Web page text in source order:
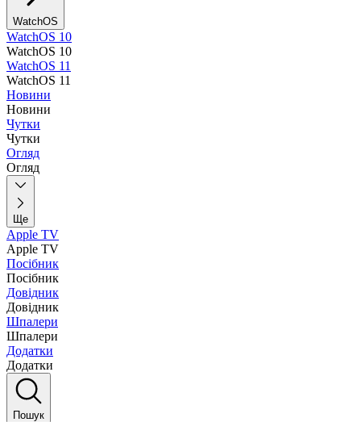
WatchOS
WatchOS 10
WatchOS 10
WatchOS 11
WatchOS 11
Новини
Новини
Чутки
Чутки
Огляд
Огляд
Ще
Apple TV
Apple TV
Посібник
Посібник
Довідник
Довідник
Шпалери
Шпалери
Додатки
Додатки
Пошук